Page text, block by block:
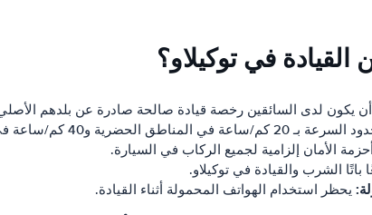
في توكيلاو؟
يكون لدى السائقين رخصة قيادة صالحة صادرة عن بلدهم
الحضرية و40 كم/ساعة في المناطق الريفية.
الأمان إلزامية لجميع الركاب في السيارة.
باتًا الشرب والقيادة في توكيلاو.
يحظر استخدام الهواتف المحمولة أثناء القيادة.